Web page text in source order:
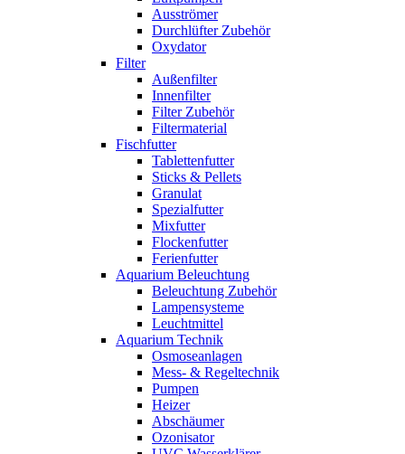
Ausströmer
Durchlüfter Zubehör
Oxydator
Filter
Außenfilter
Innenfilter
Filter Zubehör
Filtermaterial
Fischfutter
Tablettenfutter
Sticks & Pellets
Granulat
Spezialfutter
Mixfutter
Flockenfutter
Ferienfutter
Aquarium Beleuchtung
Beleuchtung Zubehör
Lampensysteme
Leuchtmittel
Aquarium Technik
Osmoseanlagen
Mess- & Regeltechnik
Pumpen
Heizer
Abschäumer
Ozonisator